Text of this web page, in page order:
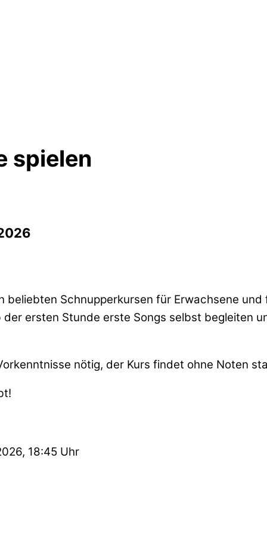
spielen
beliebten Schnupperkursen für Erwachsene
ersten Stunde erste Songs selbst begleiten
nötig, der Kurs findet ohne Noten
18:45 Uhr